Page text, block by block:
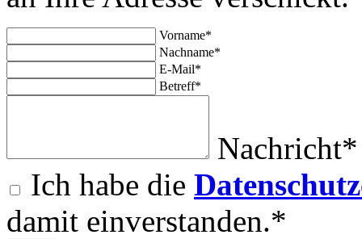
Vorname*
Nachname*
E-Mail*
Betreff*
Nachricht*
Ich habe die
damit einverstanden.*